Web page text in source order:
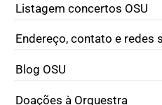
Listagem concertos OSU
Endereço, contato e redes
Blog OSU
Doações à Orquestra